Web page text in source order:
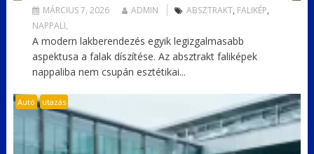
MÁRCIUS 7, 2026 ADMIN ABSZTRAKT, FALIKÉP,
NAPPALI,
A modern lakberendezés egyik legizgalmasabb
aspektusa a falak díszítése. Az absztrakt faliképek
nappaliba nem csupán esztétikai...
Autó utazás